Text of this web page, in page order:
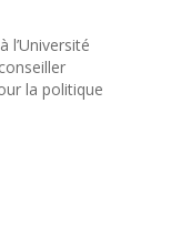
l’Université
la politique